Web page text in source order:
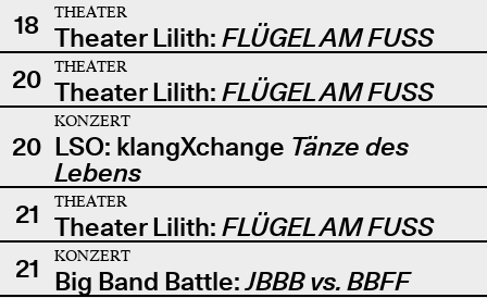
18
THEATER
Theater Lilith: FLÜGEL AM FUSS
20
THEATER
Theater Lilith: FLÜGEL AM FUSS
20
KONZERT
LSO: klangXchange Tänze des
Lebens
21
THEATER
Theater Lilith: FLÜGEL AM FUSS
21
KONZERT
Big Band Battle:JBBB vs. BBFF